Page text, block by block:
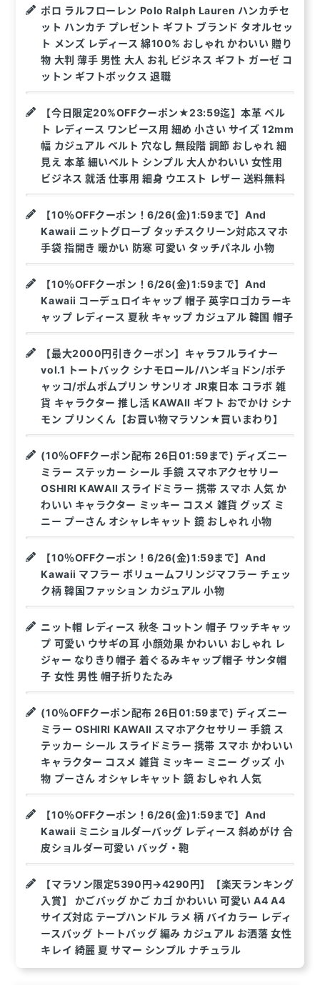
ポロ ラルフローレン Polo Ralph Lauren ハンカチセ
ット ハンカチ プレゼント ギフト ブランド タオルセッ
ト メンズ レディース 綿100% おしゃれ かわいい 贈り
物 大判 薄手 男性 大人 お礼 ビジネス ギフト ガーゼ コ
ットン ギフトボックス 退職
【今日限定20%OFFクーポン★23:59迄】本革 ベル
ト レディース ワンピース用 細め 小さい サイズ 12mm
幅 カジュアル ベルト 穴なし 無段階 調節 おしゃれ 細
見え 本革 細いベルト シンプル 大人かわいい 女性用
ビジネス 就活 仕事用 細身 ウエスト レザー 送料無料
【10％OFFクーポン！6/26(金)1:59まで】And
Kawaii ニットグローブ タッチスクリーン対応スマホ
手袋 指開き 暖かい 防寒 可愛い タッチパネル 小物
【10％OFFクーポン！6/26(金)1:59まで】And
Kawaii コーデュロイキャップ 帽子 英字ロゴカラーキ
ャップ レディース 夏秋 キャップ カジュアル 韓国 帽子
【最大2000円引きクーポン】キャラフルライナー
vol.1 トートバック シナモロール/ハンギョドン/ポチ
ャッコ/ポムポムプリン サンリオ JR東日本 コラボ 雑
貨 キャラクター 推し活 KAWAII ギフト おでかけ シナ
モン プリンくん【お買い物マラソン★買いまわり】
(10％OFFクーポン配布 26日01:59まで) ディズニー
ミラー ステッカー シール 手鏡 スマホアクセサリー
OSHIRI KAWAII スライドミラー 携帯 スマホ 人気 か
わいい キャラクター ミッキー コスメ 雑貨 グッズ ミ
ニー プーさん オシャレキャット 鏡 おしゃれ 小物
【10％OFFクーポン！6/26(金)1:59まで】And
Kawaii マフラー ボリュームフリンジマフラー チェッ
ク柄 韓国ファッション カジュアル 小物
ニット帽 レディース 秋冬 コットン 帽子 ワッチキャッ
プ 可愛い ウサギの耳 小顔効果 かわいい おしゃれ レ
ジャー なりきり帽子 着ぐるみキャップ帽子 サンタ帽
子 女性 男性 帽子折りたたみ
(10％OFFクーポン配布 26日01:59まで) ディズニー
ミラー OSHIRI KAWAII スマホアクセサリー 手鏡 ス
テッカー シール スライドミラー 携帯 スマホ かわいい
キャラクター コスメ 雑貨 ミッキー ミニー グッズ 小
物 プーさん オシャレキャット 鏡 おしゃれ 人気
【10％OFFクーポン！6/26(金)1:59まで】And
Kawaii ミニショルダーバッグ レディース 斜めがけ 合
皮ショルダー可愛い バッグ・鞄
【マラソン限定5390円→4290円】【楽天ランキング
入賞】 かごバッグ かご カゴ かわいい 可愛い A4 A4
サイズ対応 テープハンドル ラメ 柄 バイカラー レディ
ースバッグ トートバッグ 編み カジュアル お洒落 女性
キレイ 綺麗 夏 サマー シンプル ナチュラル